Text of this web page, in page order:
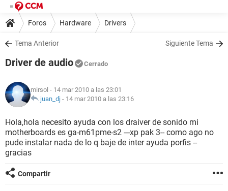
Foros Hardware Drivers
Tema Anterior Siguiente Tema
Driver de audio Cerrado
mirsol - 14 mar 2010 a las 23:01
juan_dj - 14 mar 2010 a las 23:16
Hola,hola necesito ayuda con los draiver de sonido mi
motherboards es ga-m61pme-s2 ---xp pak 3-- como ago no
pude instalar nada de lo q baje de inter ayuda porfis --
gracias
Compartir